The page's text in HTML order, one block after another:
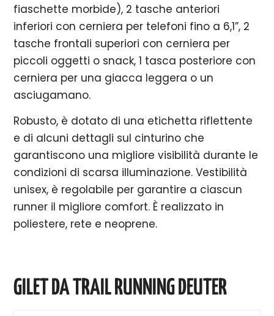
fiaschette morbide), 2 tasche anteriori
inferiori con cerniera per telefoni fino a 6,1”, 2
tasche frontali superiori con cerniera per
piccoli oggetti o snack, 1 tasca posteriore con
cerniera per una giacca leggera o un
asciugamano.
Robusto, è dotato di una etichetta riflettente
e di alcuni dettagli sul cinturino che
garantiscono una migliore visibilità durante le
condizioni di scarsa illuminazione. Vestibilità
unisex, è regolabile per garantire a ciascun
runner il migliore comfort. È realizzato in
poliestere, rete e neoprene.
GILET DA TRAIL RUNNING DEUTER